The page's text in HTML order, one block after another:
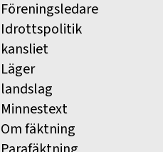
Föreningsledare
Idrottspolitik
kansliet
Läger
landslag
Minnestext
Om fäktning